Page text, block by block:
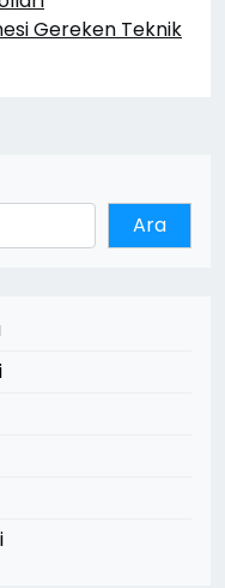
Gereken Teknik
Ara